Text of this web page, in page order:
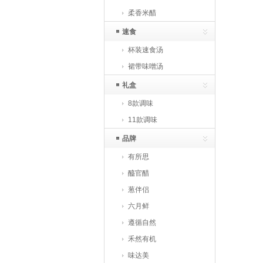
柔香米醋
速食
杯装速食汤
裙带味噌汤
礼盒
8款调味
11款调味
品牌
有所思
醯官醋
葱伴侣
六月鲜
遵循自然
禾然有机
味达美